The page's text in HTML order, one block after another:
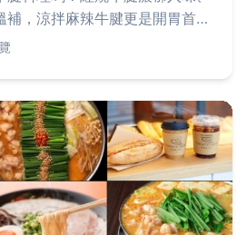
補，涼拌麻辣牛腱更是開胃首
超人氣牛腱烹調秘訣，從紅燒
腱各部位，無論家常菜或宴客
刻收藏解鎖牛腱料理大全！